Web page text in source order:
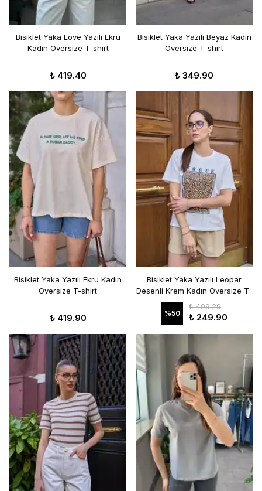
Bisiklet Yaka Love Yazılı Ekru
Kadın Oversize T-shirt
₺ 419.40
Bisiklet Yaka Yazılı Beyaz Kadın
Oversize T-shirt
₺ 349.90
Bisiklet Yaka Yazılı Ekru Kadın
Oversize T-shirt
₺ 419.90
Bisiklet Yaka Yazılı Leopar
Desenli Krem Kadın Oversize T-
shirt
%50
₺ 499.29
₺ 249.90